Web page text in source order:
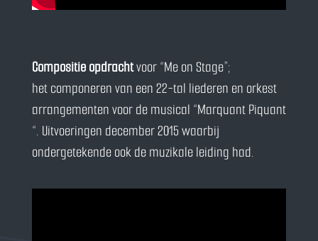
Compositie opdrachtvoor “Me on Stage”;
het componeren van een 22-tal liederen en orkest
arrangementen voor de musical “Marquant Piquant
“. Uitvoeringen december 2015 waarbij
ondergetekende ook de muzikale leiding had.